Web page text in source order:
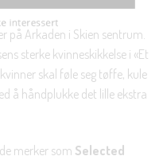
på Arkaden i Skien sentrum.
sterke kvinneskikkelse i «Et
skal føle seg tøffe, kule
å håndplukke det lille ekstra
merker som Selected
interessert